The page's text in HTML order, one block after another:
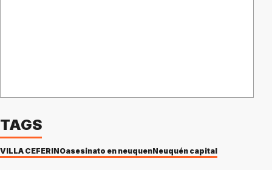
TAGS
VILLA CEFERINOasesinato en neuquenNeuquén capital